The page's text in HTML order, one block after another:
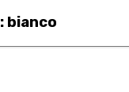
: bianco